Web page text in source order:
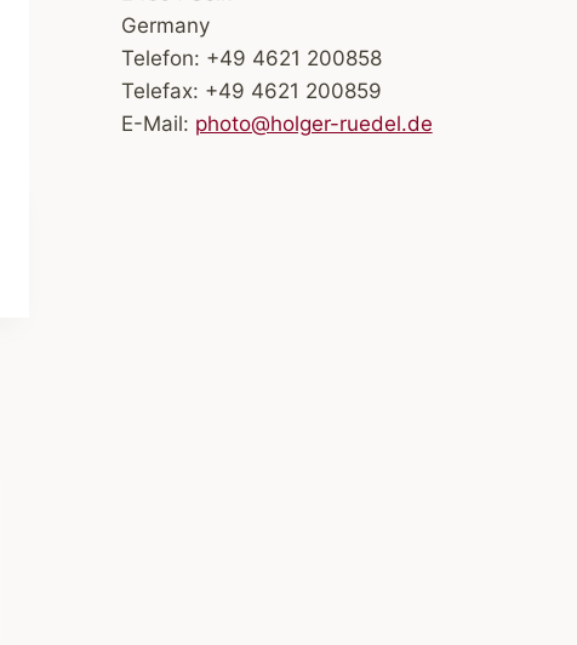
Germany
Telefon: +49 4621 200858
Telefax: +49 4621 200859
E-Mail: photo@holger-ruedel.de